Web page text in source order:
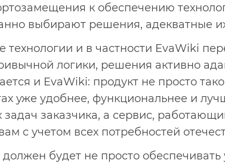
к обеспечению
выбирают решения, адекватные
и в частности EvaWiki
логики, решения активно
и EvaWiki: продукт не просто
уже удобнее, функциональнее и
заказчика, а сервис,
с учетом всех потребностей
будет не просто обеспечивать